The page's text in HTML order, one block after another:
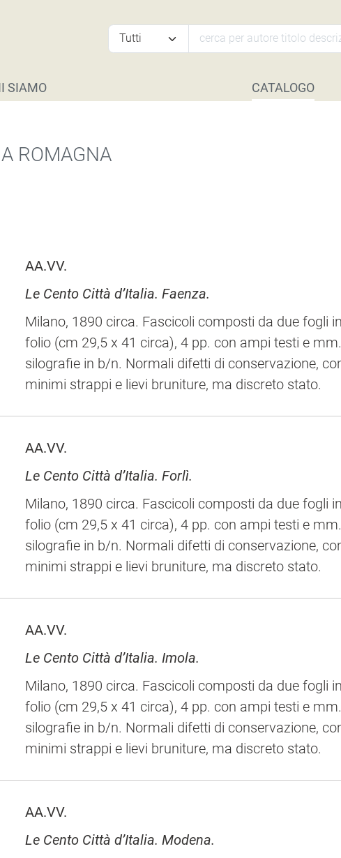
SIAMO CATALOGO
ROMAGNA
AA.VV.
Le Cento Città d’Italia. Faenza.
Milano, 1890 circa. Fascicoli composti da due fogli in
folio (cm 29,5 x 41 circa), 4 pp. con ampi testi e mm.
silografie in b/n. Normali difetti di conservazione,
minimi strappi e lievi bruniture, ma discreto stato.
AA.VV.
Le Cento Città d’Italia. Forlì.
Milano, 1890 circa. Fascicoli composti da due fogli in
folio (cm 29,5 x 41 circa), 4 pp. con ampi testi e mm.
silografie in b/n. Normali difetti di conservazione,
minimi strappi e lievi bruniture, ma discreto stato.
AA.VV.
Le Cento Città d’Italia. Imola.
Milano, 1890 circa. Fascicoli composti da due fogli in
folio (cm 29,5 x 41 circa), 4 pp. con ampi testi e mm.
silografie in b/n. Normali difetti di conservazione,
minimi strappi e lievi bruniture, ma discreto stato.
AA.VV.
Le Cento Città d’Italia. Modena.